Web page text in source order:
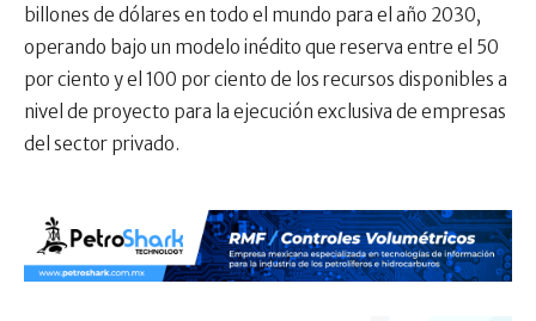
billones de dólares en todo el mundo para el año 2030,
operando bajo un modelo inédito que reserva entre el 50
por ciento y el 100 por ciento de los recursos disponibles a
nivel de proyecto para la ejecución exclusiva de empresas
del sector privado.